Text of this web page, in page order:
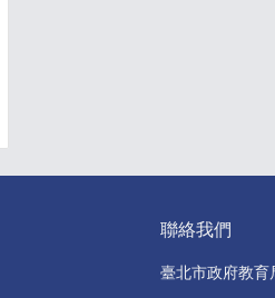
聯絡我們
臺北市政府教育